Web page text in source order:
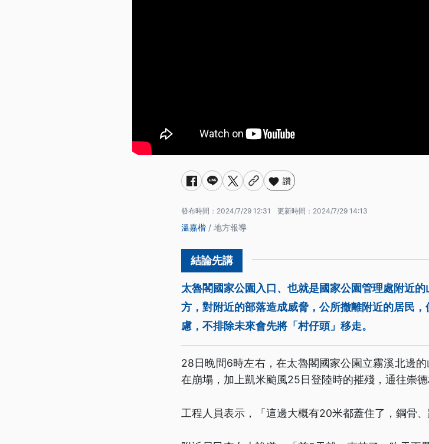
讚
發布時間： 2024/7/29 12:31 更新時間： 2024/7/29 14:13
溫嘉楷 / 地方報導
太魯閣國家公園入口、也就是國家公園管理處附近
方，對附近的部落造成威脅，公所撤離附近的居民
慮，不排除未來會先將「村仔頭」移走。
28日晚間6時左右，在太魯閣國家公園立霧溪北邊
在崩塌，加上凱米颱風25日登陸時的摧殘，通往崇德
工程人員表示，「這邊大概有20米都蓋住了，鋼骨、